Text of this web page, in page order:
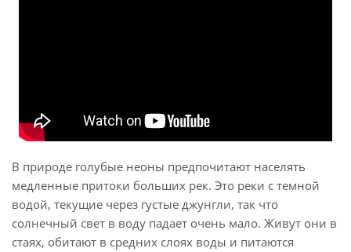
В природе голубые неоны предпочитают населять
медленные притоки больших рек. Это реки с темной
водой, текущие через густые джунгли, так что
солнечный свет в воду падает очень мало. Живут они в
стаях, обитают в средних слоях воды и питаются